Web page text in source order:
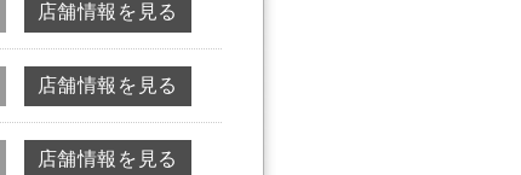
店舗情報を見る
店舗情報を見る
店舗情報を見る